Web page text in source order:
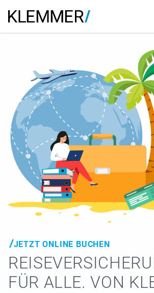
JETZT ONLINE BUCHEN
FÜR ALLE. VON